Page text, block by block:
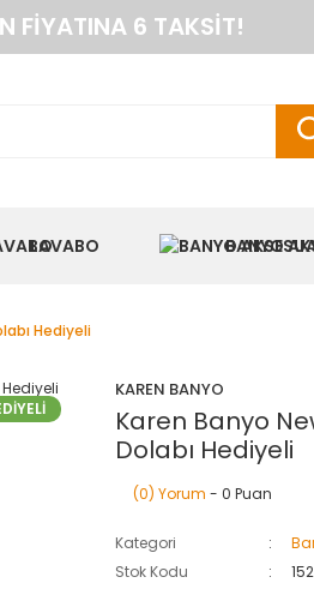
FIYATINA 6 TAKSIT!
KARGO BEDAVA
RESMI ALIŞVERIŞ SITESI
LAVABO BANYO
Hediyeli
KAREN BANYO
Karen Banyo
Dolabı Hediyeli
(0) Yorum - 0 Puan
Kategori
Stok Kodu